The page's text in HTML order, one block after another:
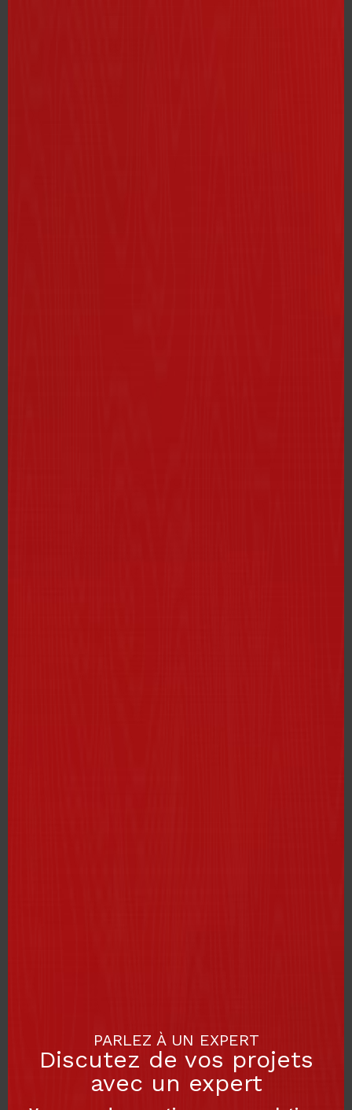
PARLEZ À UN EXPERT
Discutez de vos projets
avec un expert